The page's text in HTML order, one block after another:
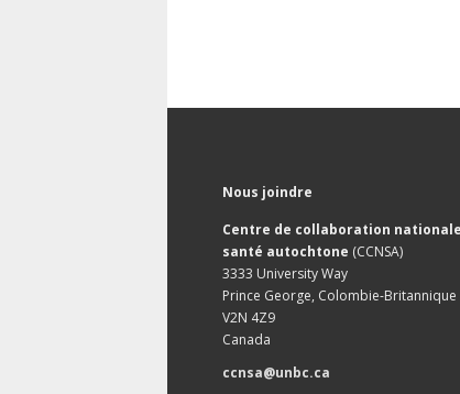
Nous joindre
Centre de collaboration
santé autochtone (CCNSA)
3333 University Way
Prince George, Colombie-Britannique
V2N 4Z9
Canada
ccnsa@unbc.ca